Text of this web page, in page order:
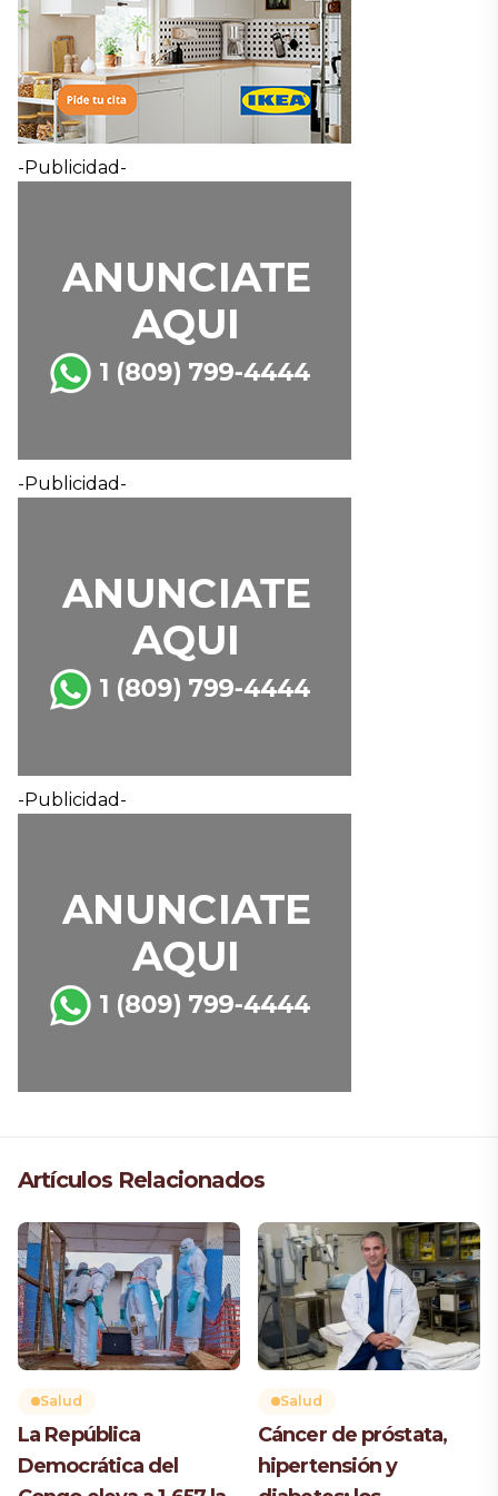
-Publicidad-
-Publicidad-
-Publicidad-
Artículos Relacionados
Salud
La República
Democrática del
Salud
Cáncer de próstata,
hipertensión y